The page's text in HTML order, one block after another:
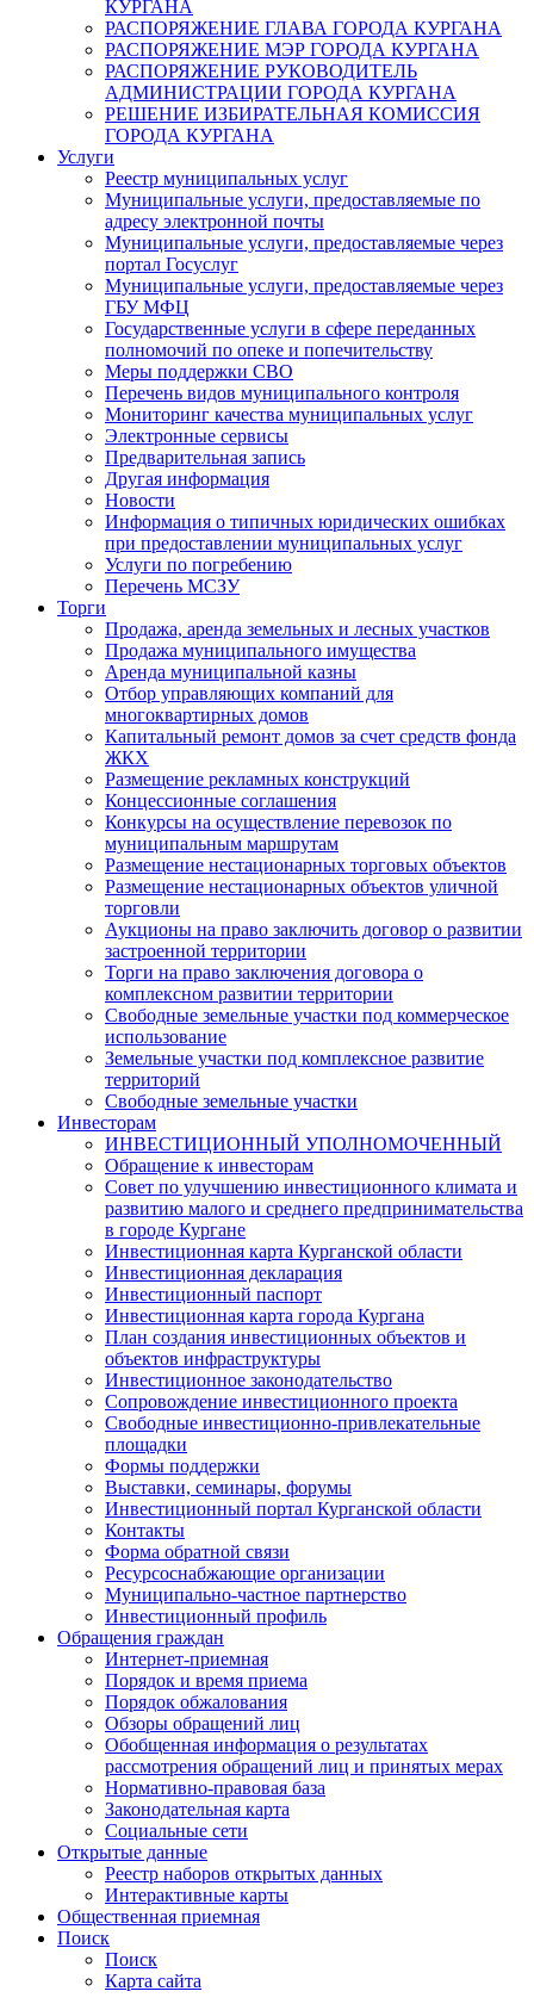
КУРГАНА
РАСПОРЯЖЕНИЕ ГЛАВА ГОРОДА КУРГАНА
РАСПОРЯЖЕНИЕ МЭР ГОРОДА КУРГАНА
РАСПОРЯЖЕНИЕ РУКОВОДИТЕЛЬ
АДМИНИСТРАЦИИ ГОРОДА КУРГАНА
РЕШЕНИЕ ИЗБИРАТЕЛЬНАЯ КОМИССИЯ
ГОРОДА КУРГАНА
Услуги
Реестр муниципальных услуг
Муниципальные услуги, предоставляемые по
адресу электронной почты
Муниципальные услуги, предоставляемые через
портал Госуслуг
Муниципальные услуги, предоставляемые через
ГБУ МФЦ
Государственные услуги в сфере переданных
полномочий по опеке и попечительству
Меры поддержки СВО
Перечень видов муниципального контроля
Мониторинг качества муниципальных услуг
Электронные сервисы
Предварительная запись
Другая информация
Новости
Информация о типичных юридических ошибках
при предоставлении муниципальных услуг
Услуги по погребению
Перечень МСЗУ
Торги
Продажа, аренда земельных и лесных участков
Продажа муниципального имущества
Аренда муниципальной казны
Отбор управляющих компаний для
многоквартирных домов
Капитальный ремонт домов за счет средств фонда
ЖКХ
Размещение рекламных конструкций
Концессионные соглашения
Конкурсы на осуществление перевозок по
муниципальным маршрутам
Размещение нестационарных торговых объектов
Размещение нестационарных объектов уличной
торговли
Аукционы на право заключить договор о развитии
застроенной территории
Торги на право заключения договора о
комплексном развитии территории
Свободные земельные участки под коммерческое
использование
Земельные участки под комплексное развитие
территорий
Свободные земельные участки
Инвесторам
ИНВЕСТИЦИОННЫЙ УПОЛНОМОЧЕННЫЙ
Обращение к инвесторам
Совет по улучшению инвестиционного климата и
развитию малого и среднего предпринимательства
в городе Кургане
Инвестиционная карта Курганской области
Инвестиционная декларация
Инвестиционный паспорт
Инвестиционная карта города Кургана
План создания инвестиционных объектов и
объектов инфраструктуры
Инвестиционное законодательство
Сопровождение инвестиционного проекта
Свободные инвестиционно-привлекательные
площадки
Формы поддержки
Выставки, семинары, форумы
Инвестиционный портал Курганской области
Контакты
Форма обратной связи
Ресурсоснабжающие организации
Муниципально-частное партнерство
Инвестиционный профиль
Обращения граждан
Интернет-приемная
Порядок и время приема
Порядок обжалования
Обзоры обращений лиц
Обобщенная информация о результатах
рассмотрения обращений лиц и принятых мерах
Нормативно-правовая база
Законодательная карта
Социальные сети
Открытые данные
Реестр наборов открытых данных
Интерактивные карты
Общественная приемная
Поиск
Поиск
Карта сайта